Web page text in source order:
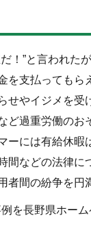
！”と言われた
を支払ってもら
せやイジメを受
ど過重労働のお
ーには有給休暇
間などの法律に
者間の紛争を円
を長野県ホー